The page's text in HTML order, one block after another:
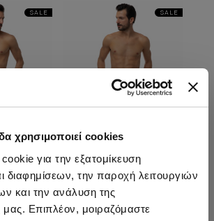
χρησιμοποιεί cookies
για την εξατομίκευση
διαφημίσεων, την παροχή λειτουργιών
και την ανάλυση της
μας. Επιπλέον, μοιραζόμαστε
SALE
παντελόνι
στη
SALE
Ανδρικό Φούτερ παντελόνι
με τσέπες και κορδόνι στη